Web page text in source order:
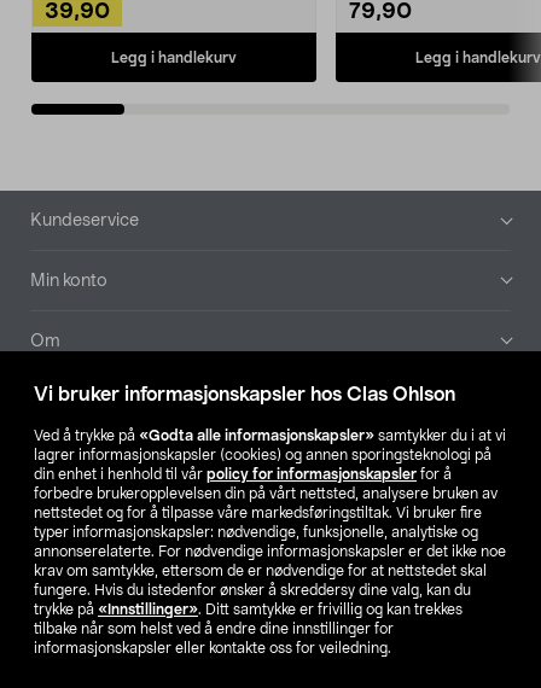
Vi bruker informasjonskapsler hos Clas Ohlson
Ved å trykke på «Godta alle informasjonskapsler» samtykker du i at vi
lagrer informasjonskapsler (cookies) og annen sporingsteknologi på
din enhet i henhold til vår policy for informasjonskapsler for å
forbedre brukeropplevelsen din på vårt nettsted, analysere bruken av
nettstedet og for å tilpasse våre markedsføringstiltak. Vi bruker fire
typer informasjonskapsler: nødvendige, funksjonelle, analytiske og
annonserelaterte. For nødvendige informasjonskapsler er det ikke noe
krav om samtykke, ettersom de er nødvendige for at nettstedet skal
fungere. Hvis du istedenfor ønsker å skreddersy dine valg, kan du
trykke på «Innstillinger». Ditt samtykke er frivillig og kan trekkes
tilbake når som helst ved å endre dine innstillinger for
informasjonskapsler eller kontakte oss for veiledning.
39,90
Legg i handlekurv
79,90
Legg i handlekurv
Bunntekst
Kundeservice
Min konto
Om
Aktuelt
Våre selskaper
Finn din butikk
SE NO FI